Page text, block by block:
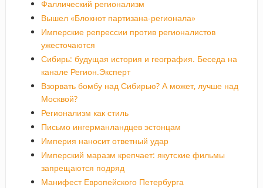
Фаллический регионализм
Вышел «Блокнот партизана-регионала»
Имперские репрессии против регионалистов
ужесточаются
Сибирь: будущая история и география. Беседа на
канале Регион.Эксперт
Взорвать бомбу над Сибирью? А может, лучше над
Москвой?
Регионализм как стиль
Письмо ингерманландцев эстонцам
Империя наносит ответный удар
Имперский маразм крепчает: якутские фильмы
запрещаются подряд
Манифест Европейского Петербурга